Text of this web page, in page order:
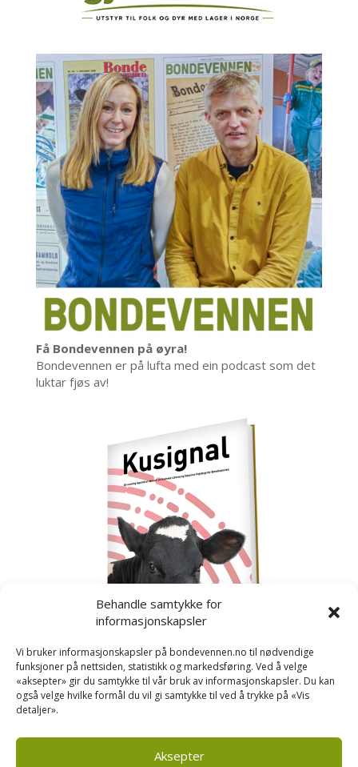
Behandle samtykke for
informasjonskapsler
Vi bruker informasjonskapsler på bondevennen.no til nødvendige
funksjoner på nettsiden, statistikk og markedsføring. Ved å velge
«aksepter» gir du samtykke til vår bruk av informasjonskapsler. Du kan
også velge hvilke formål du vil gi samtykke til ved å trykke på «Vis
detaljer».
Aksepter
Få Bondevennen på øyra!
Bondevennen er på lufta med ein podcast som det
luktar fjøs av!
Kusignal
om kusignal i eit eige hefte.